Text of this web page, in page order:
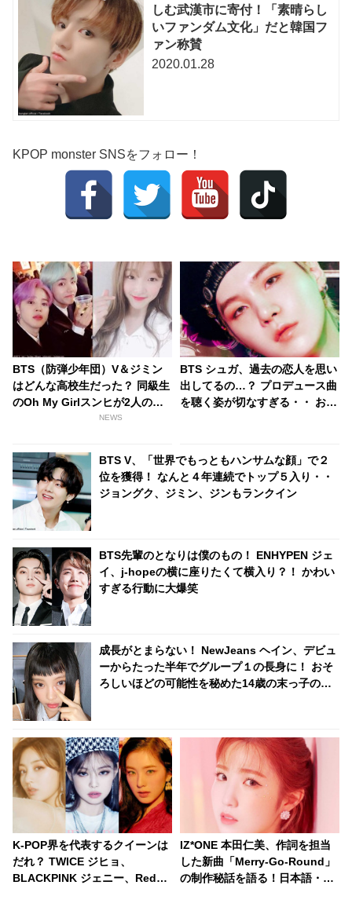
しむ武漢市に寄付！「素晴らし
いファンダム文化」だと韓国フ
ァン称賛
2020.01.28
KPOP monster SNSをフォロー！
BTS（防弾少年団）V＆ジミン
はどんな高校生だった？ 同級生
のOh My Girlスンヒが2人の過
NEWS
BTS シュガ、過去の恋人を思い
出してるの…？ プロデュース曲
を聴く姿が切なすぎる・・ おぼ
BTS V、「世界でもっともハンサムな顔」で２
位を獲得！ なんと４年連続でトップ５入り・・
ジョングク、ジミン、ジンもランクイン
BTS先輩のとなりは僕のもの！ ENHYPEN ジェ
イ、j-hopeの横に座りたくて横入り？！ かわい
すぎる行動に大爆笑
成長がとまらない！ NewJeans ヘイン、デビュ
ーからたった半年でグループ１の長身に！ おそ
ろしいほどの可能性を秘めた14歳の末っ子の成
K-POP界を代表するクイーンは
だれ？ TWICE ジヒョ、
BLACKPINK ジェニー、Red
IZ*ONE 本田仁美、作詞を担当
した新曲「Merry-Go-Round」
の制作秘話を語る！日本語・韓